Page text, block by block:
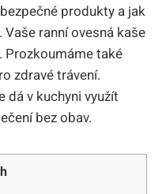
produkty a jak
ranní ovesná kaše
také
zdravé trávení.
dá v kuchyni využít
bez obav.